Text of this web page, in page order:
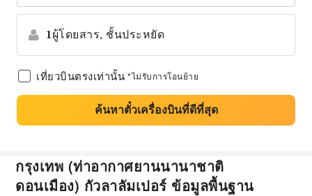
1 ผู้โดยสาร, ชั้นประหยัด
เที่ยวบินตรงเท่านั้น *ไม่รับการโอนย้าย
ค้นหาตั๋วเครื่องบินที่ดีที่สุด
กรุงเทพ (ท่าอากาศยานนานาชาติ
ดอนเมือง) กัวลาลัมเปอร์ ข้อมูลพื้นฐาน